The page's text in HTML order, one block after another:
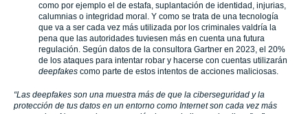
como por ejemplo el de estafa, suplantación de identidad, injurias,
calumnias o integridad moral. Y como se trata de una tecnología
que va a ser cada vez más utilizada por los criminales valdría la
pena que las autoridades tuviesen más en cuenta una futura
regulación. Según datos de la consultora Gartner en 2023, el 20%
de los ataques para intentar robar y hacerse con cuentas utilizarán
deepfakes como parte de estos intentos de acciones maliciosas.
“Las deepfakes son una muestra más de que la ciberseguridad y la
protección de tus datos en un entorno como Internet son cada vez más